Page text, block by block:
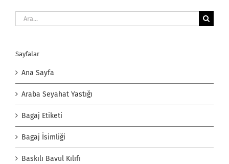
Ara:
Sayfalar
Ana Sayfa
Araba Seyahat Yastığı
Bagaj Etiketi
Bagaj İsimliği
Baskılı Bavul Kılıfı